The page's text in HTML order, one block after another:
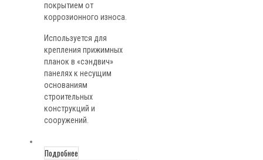
покрытием от
коррозионного износа.
Используется для
крепления прижимных
планок в «сэндвич»
панелях к несущим
основаниям
строительных
конструкций и
сооружений.
Подробнее